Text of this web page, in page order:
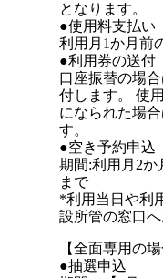
となります。
●使用料支払い
利用月1か月前
●利用券の送付
口座振替の場
付します。 使
になられた場
す。
●空き予約申込
期間:利用月2か
まで
*利用当日や利
設所管の窓口へ
【全面専用の場
●抽選申込